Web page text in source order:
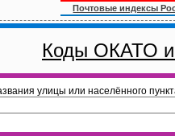
Почтовые индексы
Коды ОКАТО
улицы или населённого